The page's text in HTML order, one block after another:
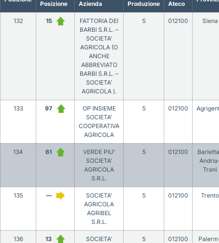
Posizione
Azienda
Produzione
Ateco
132 15
FATTORIA DEI
BARBI S.R.L. –
SOCIETA’
AGRICOLA (O
ANCHE
ABBREVIATO
BARBI S.R.L. –
SOCIETA’
AGRICOLA ).
5 012100 Siena
133 97
OP INSIEME
SOCIETA’
COOPERATIVA
AGRICOLA
5 012100
134 61
VERDE PIU’
SOCIETA’
AGRICOLA
S.R.L.
5 012100
Trani
135 —
SOCIETA’
AGRICOLA
AGRIBEL
S.R.L.
5 012100 Trento
136 13
SOCIETA’
5 012100